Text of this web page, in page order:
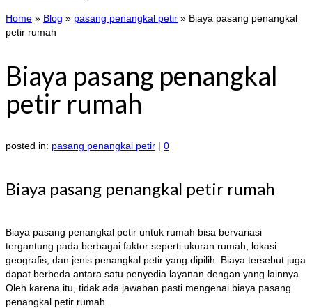
Home » Blog » pasang penangkal petir » Biaya pasang penangkal
petir rumah
Biaya pasang penangkal
petir rumah
posted in: pasang penangkal petir | 0
Biaya pasang penangkal petir rumah
Biaya pasang penangkal petir untuk rumah bisa bervariasi
tergantung pada berbagai faktor seperti ukuran rumah, lokasi
geografis, dan jenis penangkal petir yang dipilih. Biaya tersebut juga
dapat berbeda antara satu penyedia layanan dengan yang lainnya.
Oleh karena itu, tidak ada jawaban pasti mengenai biaya pasang
penangkal petir rumah.